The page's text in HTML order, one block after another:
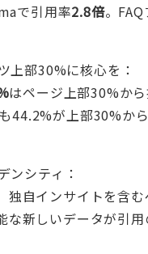
で引用率2.8倍。
上部30%に核心を：
はページ上部30%か
も44.2%が上部30%か
ンシティ：
独自インサイトを含
な新しいデータが引